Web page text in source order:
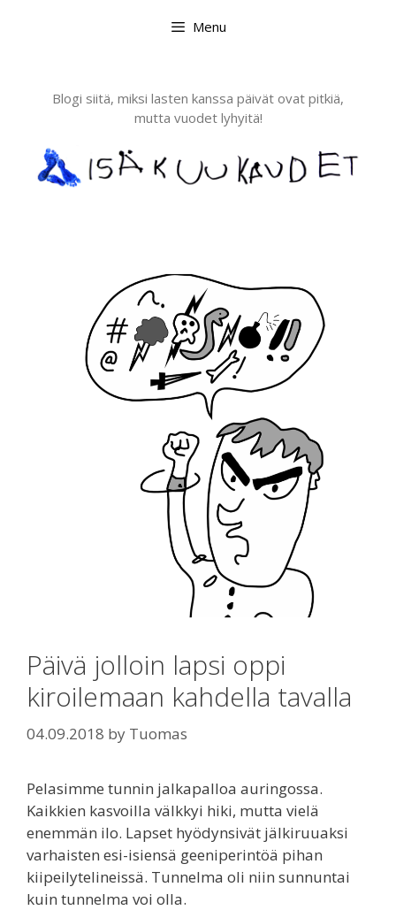
Menu
Blogi siitä, miksi lasten kanssa päivät ovat pitkiä,
mutta vuodet lyhyitä!
Päivä jolloin lapsi oppi
kiroilemaan kahdella tavalla
04.09.2018 by Tuomas
Pelasimme tunnin jalkapalloa auringossa.
Kaikkien kasvoilla välkkyi hiki, mutta vielä
enemmän ilo. Lapset hyödynsivät jälkiruuaksi
varhaisten esi-isiensä geeniperintöä pihan
kiipeilytelineissä. Tunnelma oli niin sunnuntai
kuin tunnelma voi olla.